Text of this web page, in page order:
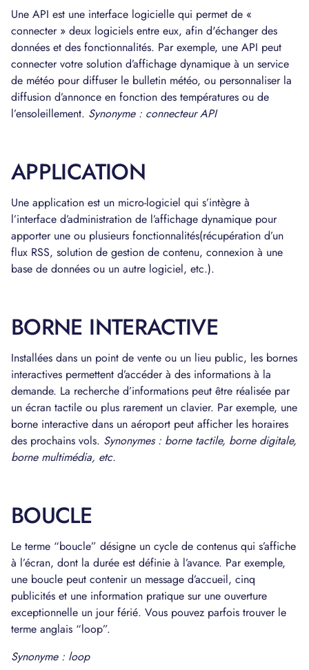
Une API est une interface logicielle qui permet de «
connecter » deux logiciels entre eux, afin d'échanger des
données et des fonctionnalités. Par exemple, une API peut
connecter votre solution d’affichage dynamique à un service
de météo pour diffuser le bulletin météo, ou personnaliser la
diffusion d’annonce en fonction des températures ou de
l’ensoleillement. Synonyme : connecteur API
APPLICATION
Une application est un micro-logiciel qui s’intègre à
l’interface d’administration de l’affichage dynamique pour
apporter une ou plusieurs fonctionnalités(récupération d’un
flux RSS, solution de gestion de contenu, connexion à une
base de données ou un autre logiciel, etc.).
BORNE INTERACTIVE
Installées dans un point de vente ou un lieu public, les bornes
interactives permettent d’accéder à des informations à la
demande. La recherche d’informations peut être réalisée par
un écran tactile ou plus rarement un clavier. Par exemple, une
borne interactive dans un aéroport peut afficher les horaires
des prochains vols. Synonymes : borne tactile, borne digitale,
borne multimédia, etc.
BOUCLE
Le terme “boucle” désigne un cycle de contenus qui s’affiche
à l’écran, dont la durée est définie à l’avance. Par exemple,
une boucle peut contenir un message d’accueil, cinq
publicités et une information pratique sur une ouverture
exceptionnelle un jour férié. Vous pouvez parfois trouver le
terme anglais “loop”.
Synonyme : loop